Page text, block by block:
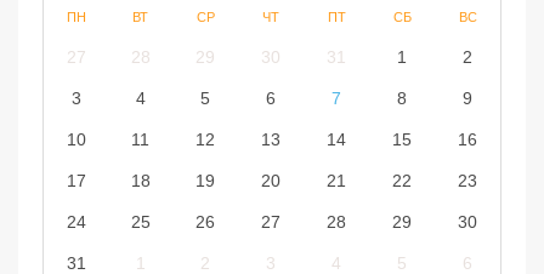
ПН ВТ СР ЧТ ПТ СБ ВС
27 28 29 30 31 1 2
3 4 5 6 7 8 9
10 11 12 13 14 15 16
17 18 19 20 21 22 23
24 25 26 27 28 29 30
31 1 2 3 4 5 6